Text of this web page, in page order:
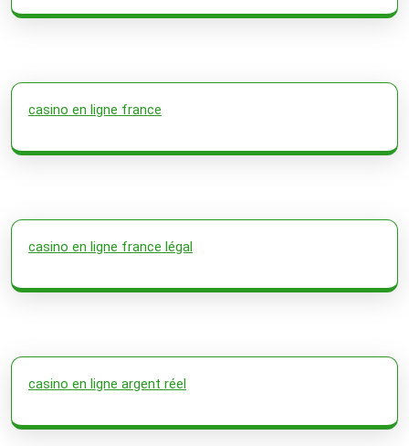
casino en ligne france
casino en ligne france légal
casino en ligne argent réel